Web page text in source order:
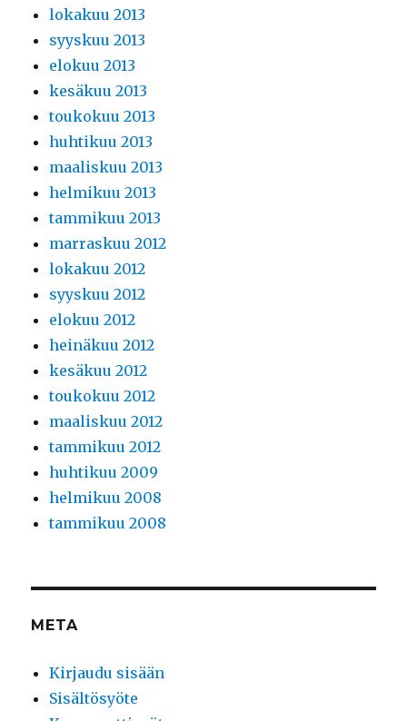
lokakuu 2013
syyskuu 2013
elokuu 2013
kesäkuu 2013
toukokuu 2013
huhtikuu 2013
maaliskuu 2013
helmikuu 2013
tammikuu 2013
marraskuu 2012
lokakuu 2012
syyskuu 2012
elokuu 2012
heinäkuu 2012
kesäkuu 2012
toukokuu 2012
maaliskuu 2012
tammikuu 2012
huhtikuu 2009
helmikuu 2008
tammikuu 2008
META
Kirjaudu sisään
Sisältösyöte